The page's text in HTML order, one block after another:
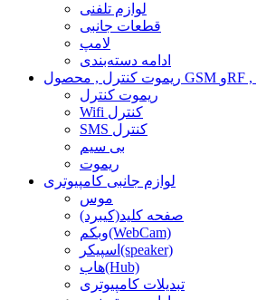
لوازم تلفنی
قطعات جانبی
لامپ
ادامه دسته‌بندی
ریموت کنترل
Wifi کنترل
SMS کنترل
بی سیم
ریموت
لوازم جانبی کامپیوتری
موس
صفحه کلید(کیبرد)
وبکم(WebCam)
اسپیکر(speaker)
هاب(Hub)
تبدیلات کامپیوتری